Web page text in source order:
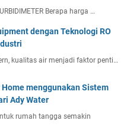
Berapa harga …
dengan Teknologi RO
kualitas air menjadi faktor penti…
menggunakan Sistem
Ady Water
rumah tangga semakin